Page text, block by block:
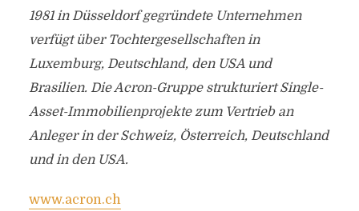
1981 in Düsseldorf gegründete Unternehmen
verfügt über Tochtergesellschaften in
Luxemburg, Deutschland, den USA und
Brasilien. Die Acron-Gruppe strukturiert Single-
Asset-Immobilienprojekte zum Vertrieb an
Anleger in der Schweiz, Österreich, Deutschland
und in den USA.
www.acron.ch